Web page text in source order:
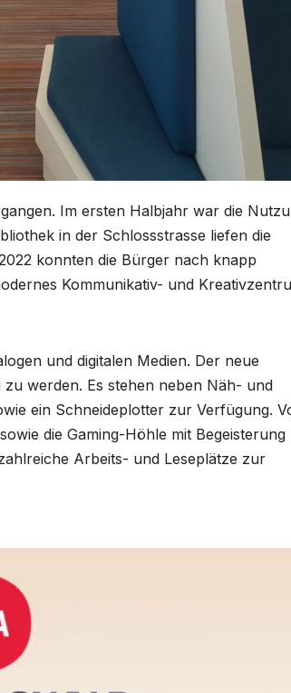
Im ersten Halbjahr war die
in der Schlossstrasse liefen die
konnten die Bürger nach knapp
Kommunikativ- und
und digitalen Medien. Der neue
werden. Es stehen neben Näh- und
ein Schneideplotter zur Verfügung.
die Gaming-Höhle mit Begeisterung
Arbeits- und Leseplätze zur